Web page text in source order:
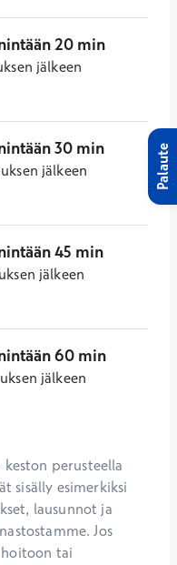
20 min
jälkeen
30 min
jälkeen
45 min
jälkeen
60 min
jälkeen
perusteella
sisälly esimerkiksi
lausunnot ja
Jos
tai
Palaute